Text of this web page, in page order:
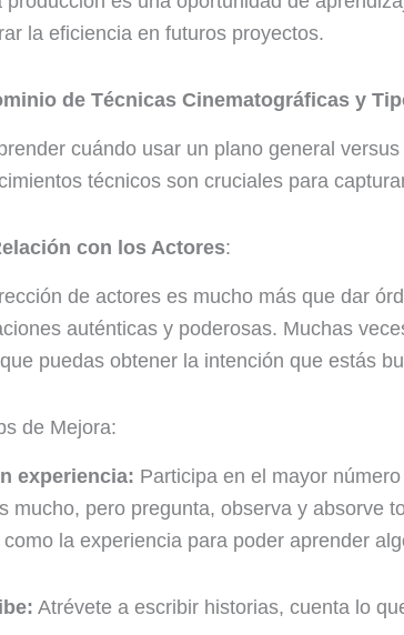
la eficiencia en futuros proyectos.
de Técnicas Cinematográficas y
cuándo usar un plano general
técnicos son cruciales para
con los Actores:
de actores es mucho más que dar
auténticas y poderosas. Muchas
puedas obtener la intención que estás
de Mejora:
experiencia: Participa en el mayor
mucho, pero pregunta, observa y absorve
como la experiencia para poder aprender
Atrévete a escribir historias, cuenta lo